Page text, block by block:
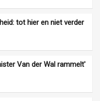
tot hier en niet verder
Van der Wal rammelt'